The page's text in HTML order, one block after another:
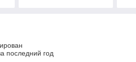
последний год